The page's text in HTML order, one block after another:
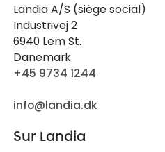
Landia A/S (siège social)
Industrivej 2
6940 Lem St.
Danemark
+45 9734 1244
info@landia.dk
Sur Landia